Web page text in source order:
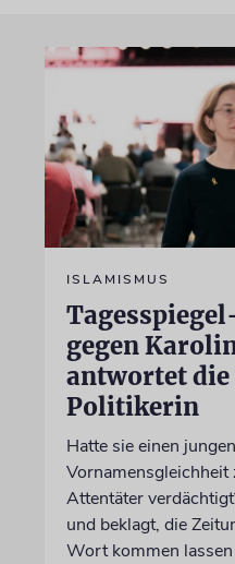
ISLAMISMUS
gegen
antwortet die
Politikerin
Hatte sie einen
Attentäter
und beklagt, die
Wort kommen lassen